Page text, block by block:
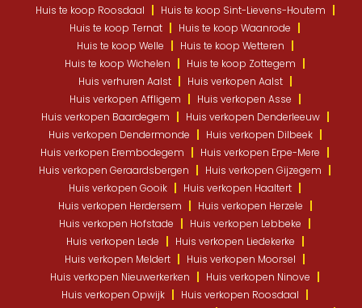
Huis te koop Roosdaal
Huis te koop Sint-Lievens-Houtem
Huis te koop Ternat
Huis te koop Waanrode
Huis te koop Welle
Huis te koop Wetteren
Huis te koop Wichelen
Huis te koop Zottegem
Huis verhuren Aalst
Huis verkopen Aalst
Huis verkopen Affligem
Huis verkopen Asse
Huis verkopen Baardegem
Huis verkopen Denderleeuw
Huis verkopen Dendermonde
Huis verkopen Dilbeek
Huis verkopen Erembodegem
Huis verkopen Erpe-Mere
Huis verkopen Geraardsbergen
Huis verkopen Gijzegem
Huis verkopen Gooik
Huis verkopen Haaltert
Huis verkopen Herdersem
Huis verkopen Herzele
Huis verkopen Hofstade
Huis verkopen Lebbeke
Huis verkopen Lede
Huis verkopen Liedekerke
Huis verkopen Meldert
Huis verkopen Moorsel
Huis verkopen Nieuwerkerken
Huis verkopen Ninove
Huis verkopen Opwijk
Huis verkopen Roosdaal